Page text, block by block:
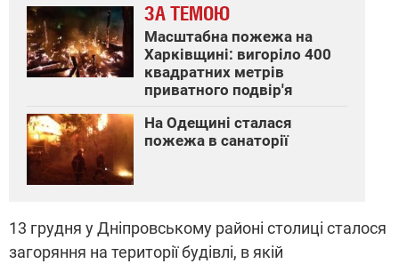
ЗА ТЕМОЮ
Масштабна пожежа на
Харківщині: вигоріло 400
квадратних метрів
приватного подвір'я
На Одещині сталася
пожежа в санаторії
13 грудня у Дніпровському районі столиці сталося
загоряння на території будівлі, в якій